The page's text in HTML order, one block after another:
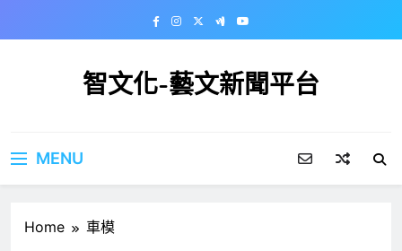
智文化-藝文新聞平台
MENU
Home 車模